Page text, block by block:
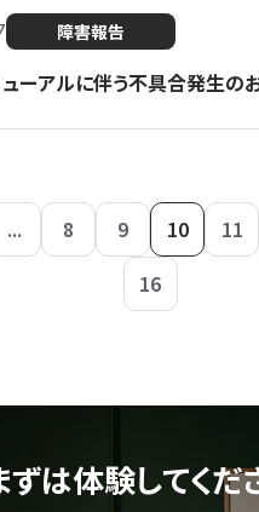
障害報告
ューアルに伴う不具合発生の
... 8 9 10 11
16
ずは体験してくだ